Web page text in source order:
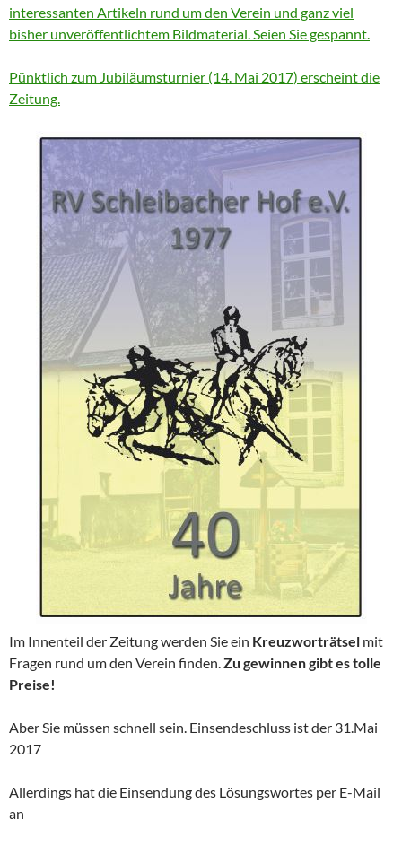
interessanten Artikeln rund um den Verein und ganz viel
bisher unveröffentlichtem Bildmaterial. Seien Sie gespannt.
Pünktlich zum Jubiläumsturnier (14. Mai 2017) erscheint die
Zeitung.
Im Innenteil der Zeitung werden Sie ein Kreuzworträtsel mit
Fragen rund um den Verein finden.Zu gewinnen gibt es tolle
Preise!
Aber Sie müssen schnell sein. Einsendeschluss ist der 31.Mai
2017
Allerdings hat die Einsendung des Lösungswortes per E-Mail
an